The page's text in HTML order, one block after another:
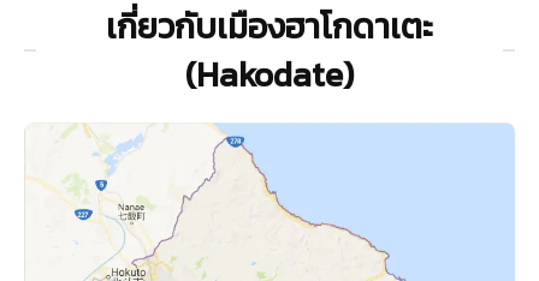
เกี่ยวกับเมืองฮาโกดาเตะ
(Hakodate)